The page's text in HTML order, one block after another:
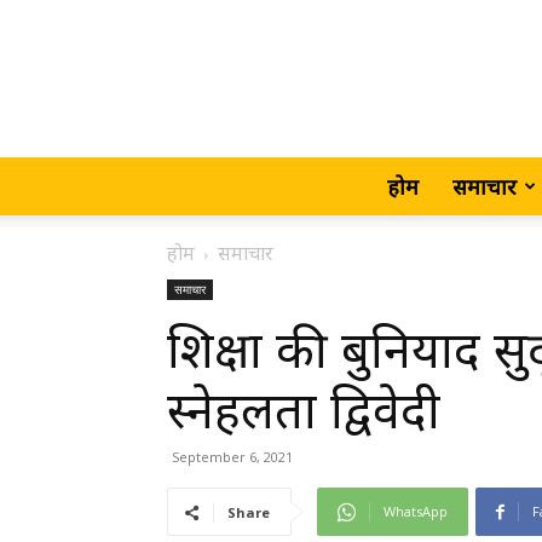
होम समाचार
होम समाचार
समाचार
शिक्षा की बुनियाद
स्नेहलता द्विवेदी
September 6, 2021
Share WhatsApp